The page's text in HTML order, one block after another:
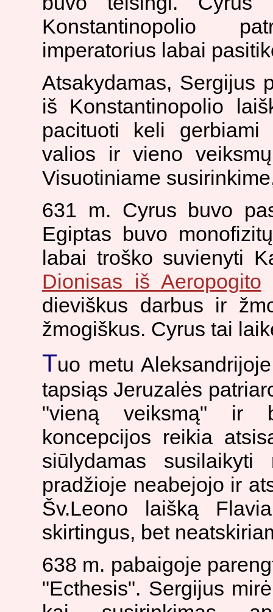
Konstantinopolio
imperatorius labai
Atsakydamas, Sergijus
iš Konstantinopolio
pacituoti keli gerbiami
valios ir vieno
Visuotiniame
631 m. Cyrus buvo
Egiptas buvo
labai troško suvienyti
Dionisas iš Aeropogito
dieviškus darbus ir
žmogiškus. Cyrus tai
Tuo metu
tapsiąs Jeruzalės
"vieną veiksmą" ir
koncepcijos reikia
siūlydamas susilaikyti
pradžioje neabejojo ir
Šv.Leono laišką
skirtingus, bet
638 m. pabaigoje
"Ecthesis". Sergijus